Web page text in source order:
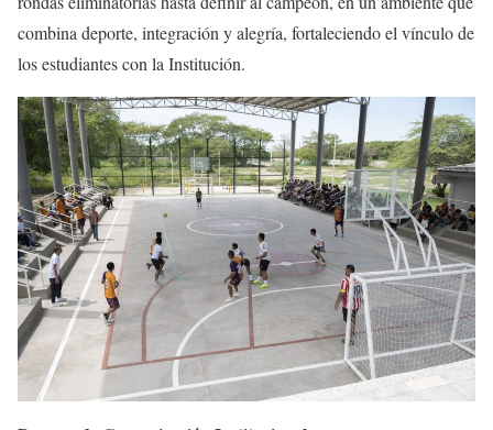
combina deporte, integración y alegría, fortaleciendo el vínculo de
los estudiantes con la Institución.